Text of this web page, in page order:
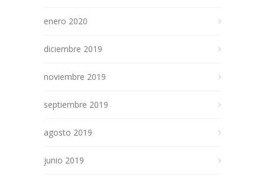
enero 2020
diciembre 2019
noviembre 2019
septiembre 2019
agosto 2019
junio 2019